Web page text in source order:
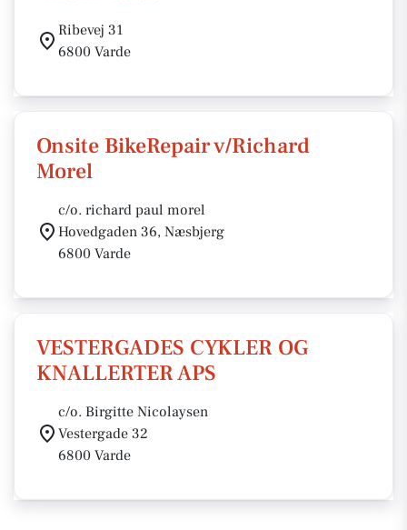
Ribevej 31
6800 Varde
Onsite BikeRepair v/Richard
Morel
c/o. richard paul morel
Hovedgaden 36, Næsbjerg
6800 Varde
VESTERGADES CYKLER OG
KNALLERTER APS
c/o. Birgitte Nicolaysen
Vestergade 32
6800 Varde